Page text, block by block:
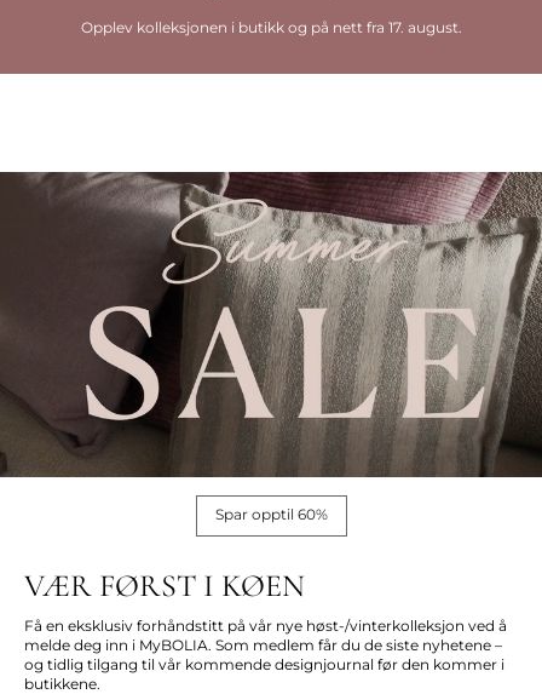
Opplev kolleksjonen i butikk og på nett fra 17. august.
Spar opptil 60%
VÆR FØRST I KØEN
Få en eksklusiv forhåndstitt på vår nye høst-/vinterkolleksjon ved å
melde deg inn i MyBOLIA. Som medlem får du de siste nyhetene –
og tidlig tilgang til vår kommende designjournal før den kommer i
butikkene.